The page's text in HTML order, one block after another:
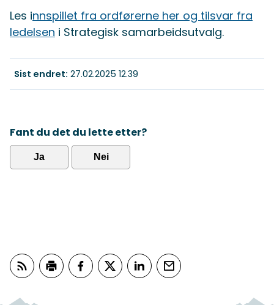
Les innspillet fra ordførerne her og tilsvar fra
ledelsen i Strategisk samarbeidsutvalg.
Sist endret 27.02.2025 12.39
Fant du det du lette etter?
Ja Nei